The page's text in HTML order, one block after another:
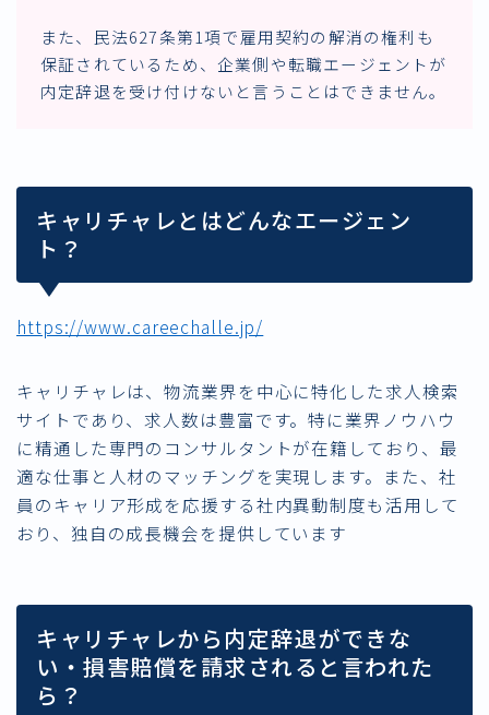
また、民法627条第1項で雇用契約の解消の権利も
保証されているため、企業側や転職エージェントが
内定辞退を受け付けないと言うことはできません。
キャリチャレとはどんなエージェン
ト？
https://www.careechalle.jp/
キャリチャレは、物流業界を中心に特化した求人検索
サイトであり、求人数は豊富です。特に業界ノウハウ
に精通した専門のコンサルタントが在籍しており、最
適な仕事と人材のマッチングを実現します。また、社
員のキャリア形成を応援する社内異動制度も活用して
おり、独自の成長機会を提供しています
キャリチャレから内定辞退ができな
い・損害賠償を請求されると言われた
ら？